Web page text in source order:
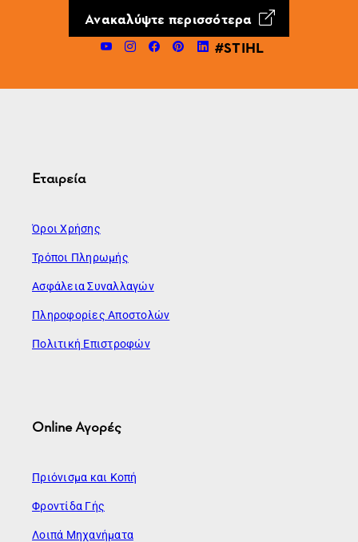
Ανακαλύψτε περισσότερα
#STIHL
Εταιρεία
Όροι Χρήσης
Τρόποι Πληρωμής
Ασφάλεια Συναλλαγών
Πληροφορίες Αποστολών
Πολιτική Επιστροφών
Online Αγορές
Πριόνισμα και Κοπή
Φροντίδα Γής
Λοιπά Μηχανήματα